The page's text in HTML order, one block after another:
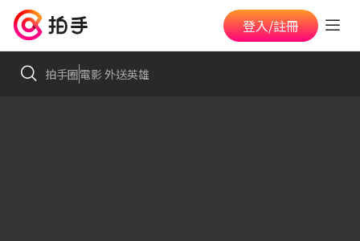
登入/註冊
拍手圈電影 外送英雄